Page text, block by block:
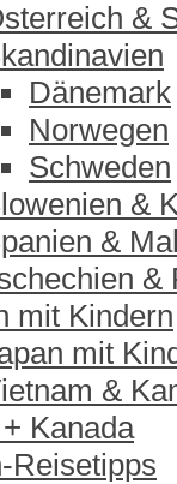
&
Dänemark
Norwegen
Schweden
&
&
&
mit Kindern
mit
&
Kanada
Reisetipps